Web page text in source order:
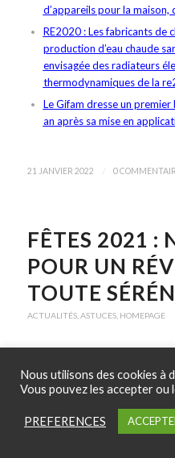
d’appareils pour la maison,
RE2020 : Les fabricants de
production d’eau chaude
envisagée des radiateurs
thermodynamiques de la
Le Gifam dresse un
an après sa mise en
21 JANVIER 2022 0
FÊTES 2021 :
POUR UN
TOUTE
ACTUALITÉS, ASTUCES, HOMEPAGE
proches, retrouvez nos 5
sérénité.
Quelques jours avant
Nous utilisons des cookies à
Vous pouvez les accepter ou
PREFERENCES